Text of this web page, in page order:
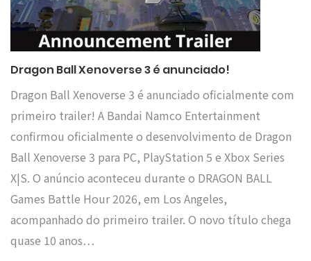
Dragon Ball Xenoverse 3 é anunciado!
Dragon Ball Xenoverse 3 é anunciado oficialmente com
primeiro trailer! A Bandai Namco Entertainment
confirmou oficialmente o desenvolvimento de Dragon
Ball Xenoverse 3 para PC, PlayStation 5 e Xbox Series
X|S. O anúncio aconteceu durante o DRAGON BALL
Games Battle Hour 2026, em Los Angeles,
acompanhado do primeiro trailer. O novo título chega
quase 10 anos…